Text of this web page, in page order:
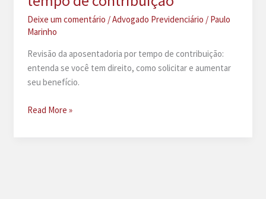
Deixe um comentário /Advogado Previdenciário / Paulo
Marinho
Revisão da aposentadoria por tempo de contribuição:
entenda se você tem direito, como solicitar e aumentar
seu benefício.
Revisão
Read More »